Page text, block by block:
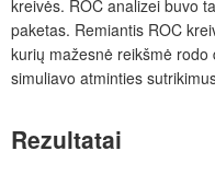
kreivės. ROC analizei buvo
paketas. Remiantis ROC
kurių mažesnė reikšmė
simuliavo atminties
Rezultatai